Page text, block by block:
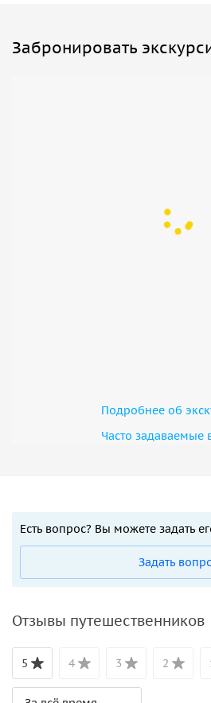
Забронировать
Подробнее об
Часто задаваемые
Есть вопрос? Вы можете задать
Задать
Отзывы путешественников
5 4 3 2